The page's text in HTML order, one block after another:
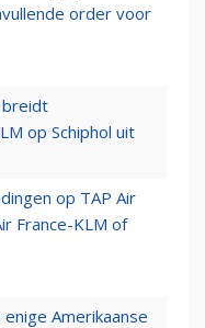
order voor
breidt
op Schiphol uit
op TAP Air
France-KLM of
Amerikaanse